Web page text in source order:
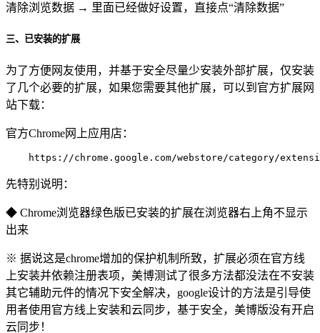
清除浏览数据 → 里面已经做好设置，直接点“清除数据”
三、已安装的扩展
为了方便网友使用，并基于安全尽量少安装外部扩展，仅安装
了几个必要的扩展，如果您需要其他扩展，可以到官方扩展网
站下载：
官方Chrome网上应用店：
https://chrome.google.com/webstore/category/
先特别说明：
◆ Chrome浏览器绿色版已安装的扩展在浏览器右上角不显示
出来
※ 据说这是chrome增加的保护机制所致，扩展必须在官方线
上安装并依赖注册表项，美博测试了很多方法都没法在不安装
其它辅助元件的情况下安全解决，google设计的方法是引导使
用者使用官方线上安装和云同步，基于安全，美博版没有开启
云同步！